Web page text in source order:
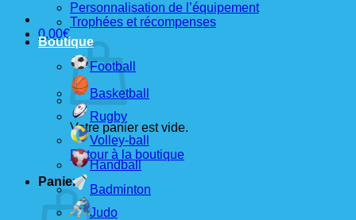
0,00€
Votre panier est vide.
Retour à la boutique
Panier
Personnalisation de l’équipement
Trophées et récompenses
Boutique
Football
Basketball
Rugby
Volley-ball
Handball
Badminton
Judo